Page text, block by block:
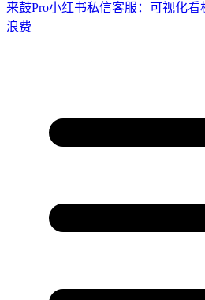
来鼓Pro小红书私信客服：可视化
浪费